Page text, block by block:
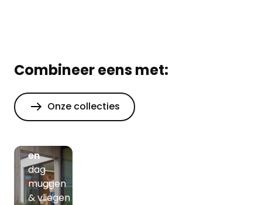
Combineer eens met:
Onze collecties
en
dag
muggen
& vliegen